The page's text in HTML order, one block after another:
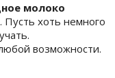
молоко
Пусть хоть немного
возможности.